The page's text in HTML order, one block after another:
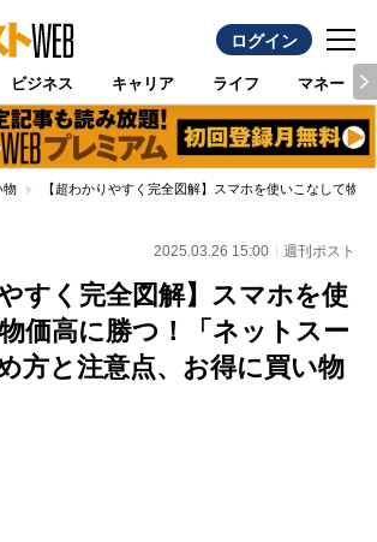
ログイン
ビジネス キャリア ライフ マネー
物 【超わかりやすく完全図解】スマホを使いこなして物
2025.03.26 15:00 週刊ポスト
すく完全図解】スマホを使
価高に勝つ！「ネットスー
方と注意点、お得に買い物